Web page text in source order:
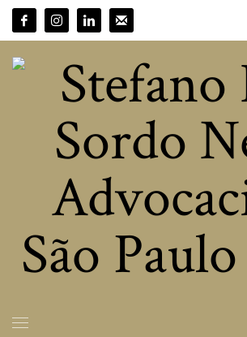
ARTIGOS
DIREITO TRABALHISTA
ESPECTRO AUTISTA PELO MÉTODO ABA